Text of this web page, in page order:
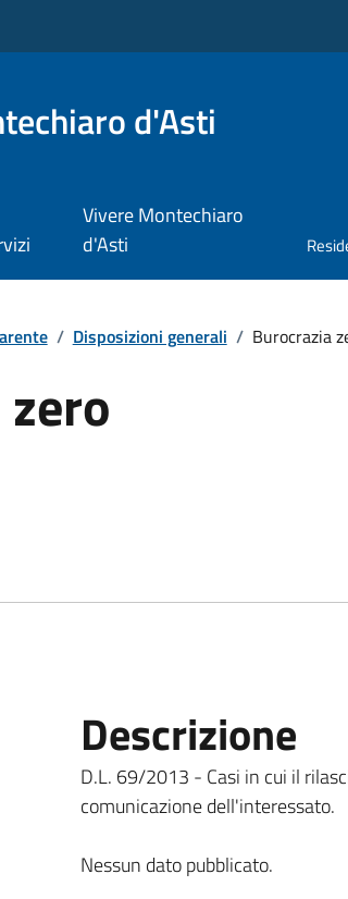
d'Asti
Vivere Montechiaro
d'Asti
/ Disposizioni generali / Burocrazia
Descrizione
D.L. 69/2013 - Casi in cui il
comunicazione dell'interessato.
Nessun dato pubblicato.